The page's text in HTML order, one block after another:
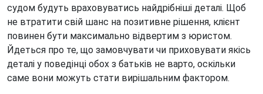
судом будуть враховуватись найдрібніші деталі. Щоб
не втратити свій шанс на позитивне рішення, клієнт
повинен бути максимально відвертим з юристом.
Йдеться про те, що замовчувати чи приховувати якісь
деталі у поведінці обох з батьків не варто, оскільки
саме вони можуть стати вирішальним фактором.